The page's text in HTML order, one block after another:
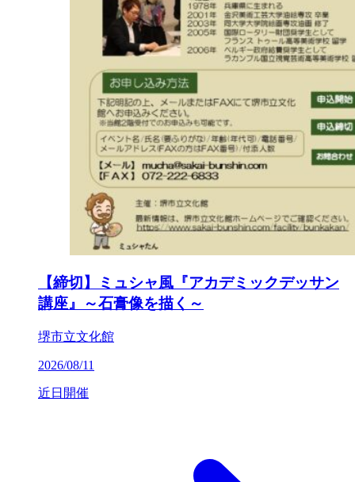
【締切】ミュシャ風『アカデミックデッサン
講座』～石膏像を描く～
堺市立文化館
2026/08/11
近日開催